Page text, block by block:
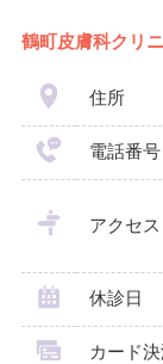
鶴町皮膚科クリ
住所
電話番号
アクセス
休診日
カード